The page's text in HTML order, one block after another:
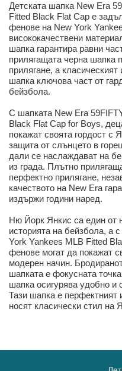
Детската шапка New Era
Fitted Black Flat Cap е
фенове на New York
висококачествени
шапка гарантира равни
прилягащата черна шапка
прилягане, а
шапка ключова част от
бейзбола.
С шапката New Era
Black Flat Cap for Boys,
покажат своята гордост с
защита от слънцето в
дали се наслаждават на
из града. Плътно
перфектно прилягане,
качеството на New Era
издържи години наред.
Ню Йорк Янкис са един от
историята на бейзбола, а
York Yankees MLB Fitted
фенове могат да покажат
модерен начин.
шапката е фокусната
шапка осигурява удобно и
Тази шапка е перфектният
носят класически стил на